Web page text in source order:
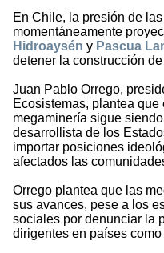
En Chile, la presión de
momentáneamente
Hidroaysén y Pascua
detener la construcción de
Juan Pablo Orrego,
Ecosistemas, plantea que
megaminería sigue
desarrollista de los
importar posiciones
afectados las
Orrego plantea que las
sus avances, pese a los
sociales por denunciar la
dirigentes en países